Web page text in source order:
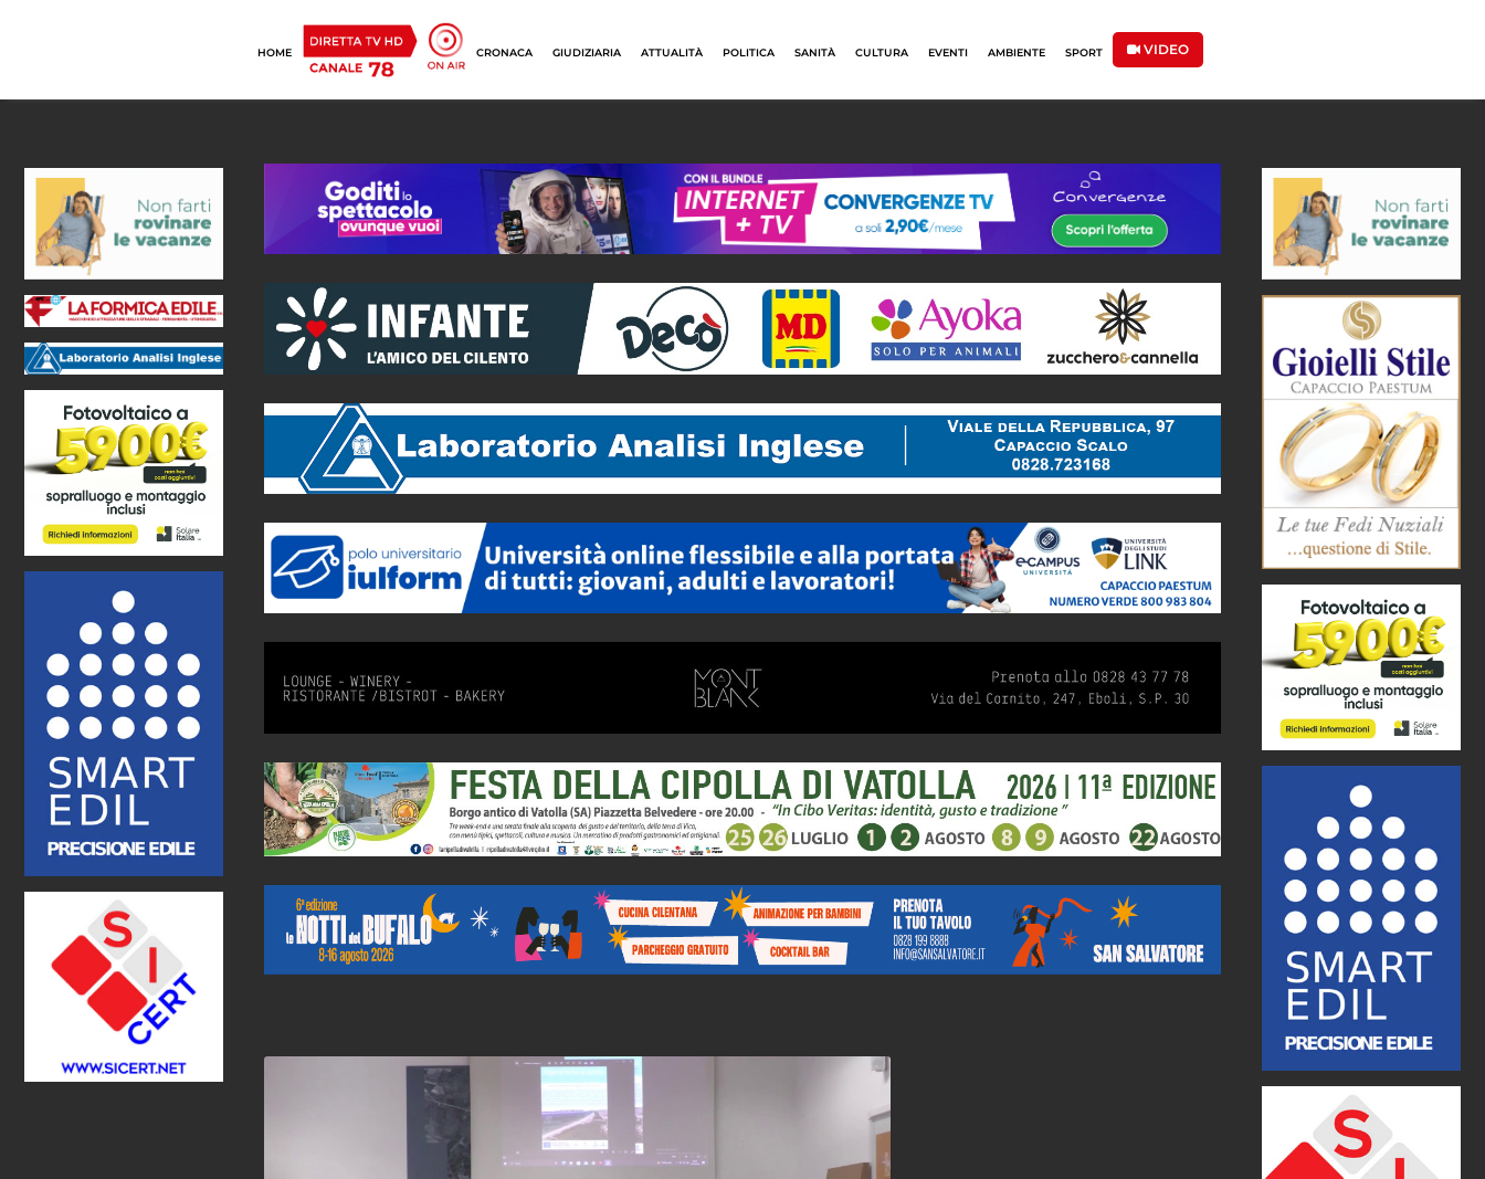
HOME CRONACA GIUDIZIARIA ATTUALITÀ POLITICA SANITÀ CULTURA EVENTI AMBIENTE SPORT VIDEO